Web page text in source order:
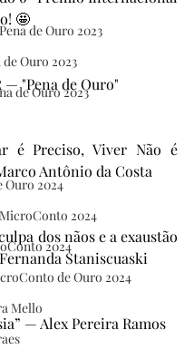
de Ouro 2023
Ouro 2023
de Ouro 2023
2024
2024
2024
de Ouro 2024
Mello
🤩
— "Pena de Ouro"
é Preciso, Viver Não é
Antônio da Costa
dos nãos e a exaustão
Staniscuaski
— Alex Pereira Ramos